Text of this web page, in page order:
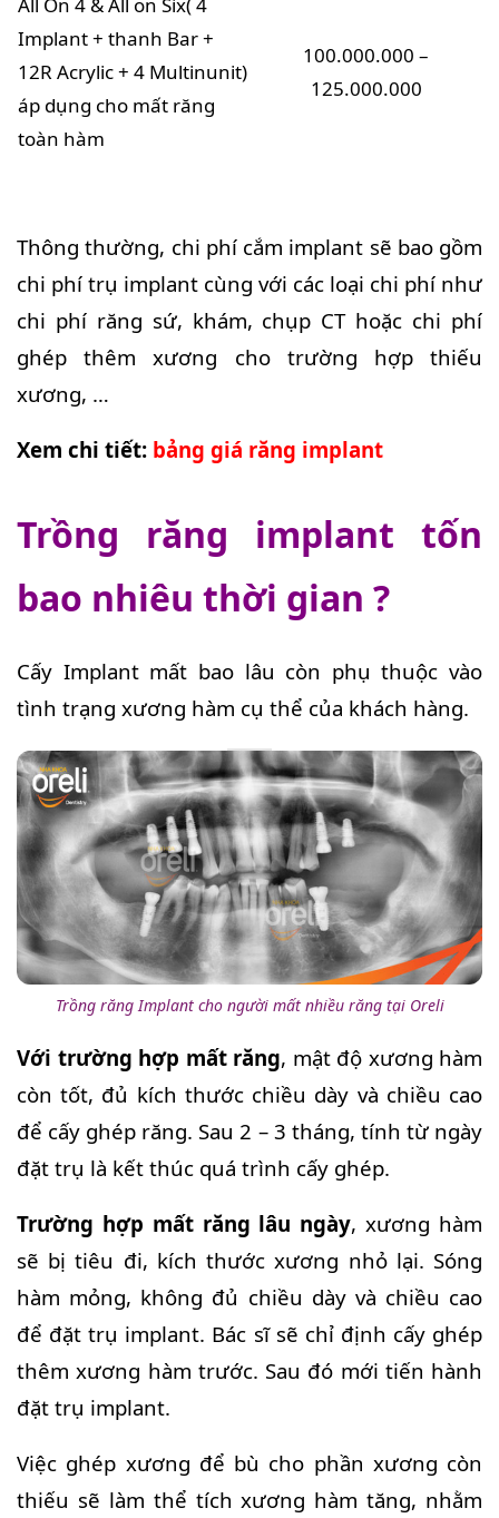
Implant + thanh Bar +
12R Acrylic + 4 Multinunit)
áp dụng cho mất răng
toàn hàm
100.000.000 –
125.000.000
Thông thường, chi phí cắm implant sẽ bao gồm
chi phí trụ implant cùng với các loại chi phí như
chi phí răng sứ, khám, chụp CT hoặc chi phí
ghép thêm xương cho trường hợp thiếu
xương, …
Xem chi tiết: bảng giá răng implant
Trồng răng implant tốn
bao nhiêu thời gian ?
Cấy Implant mất bao lâu còn phụ thuộc vào
tình trạng xương hàm cụ thể của khách hàng.
Trồng răng Implant cho người mất nhiều răng tại Oreli
Với trường hợp mất răng, mật độ xương hàm
còn tốt, đủ kích thước chiều dày và chiều cao
để cấy ghép răng. Sau 2 – 3 tháng, tính từ ngày
đặt trụ là kết thúc quá trình cấy ghép.
Trường hợp mất răng lâu ngày, xương hàm
sẽ bị tiêu đi, kích thước xương nhỏ lại. Sóng
hàm mỏng, không đủ chiều dày và chiều cao
để đặt trụ implant. Bác sĩ sẽ chỉ định cấy ghép
thêm xương hàm trước. Sau đó mới tiến hành
đặt trụ implant.
Việc ghép xương để bù cho phần xương còn
thiếu sẽ làm thể tích xương hàm tăng, nhằm